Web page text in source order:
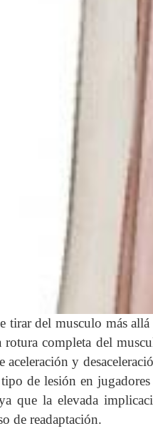
del musculo más allá
completa del
y
de lesión en
que la elevada
de readaptación.